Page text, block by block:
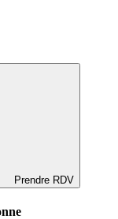
Prendre RDV